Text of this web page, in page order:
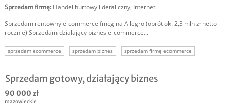
Sprzedam firmę: Handel hurtowy i detaliczny, Internet
Sprzedam rentowny e-commerce fmcg na Allegro (obrót ok. 2,3 mln zł netto
rocznie) Sprzedam działający biznes e-commerce...
sprzedam ecommerce sprzedam biznes
sprzedam firmę ecommerce
sprzedam biznes internetowy
sprzedam firmę internet
Sprzedam gotowy, działający biznes
90 000 zł
mazowieckie